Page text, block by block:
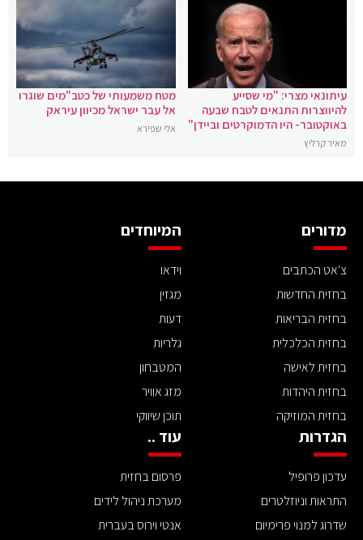
עיתונאי מצרי: "מי שסייע
להיווצרות התנאים לטבח שבעה
באוקטובר- היו הדמוקרטים וביידן"
מאיר קרליץ
מטח משמעותי של כטב"מים שוגרו
אל עבר ישראל מכיוון עיראק
אלי שפירא
מדורים
צ'אט הכתבים
בחזית החדשות
בחזית הבריאות
בחזית הכלכלית
בחזית לאישה
בחזית היהדות
בחזית המוזיקה
המיוחדים
וידאו
מגזין
דעות
גלריות
המטבחון
מזג אוויר
תוכן שיווקי
הגדרות
עדכון פרופיל
התראות וניוזלטרים
שדרוג למנוי פרימיום
עוד ..
פרסום בחזית
מערכת ניהול לידים
אנטי וירוס בעברית